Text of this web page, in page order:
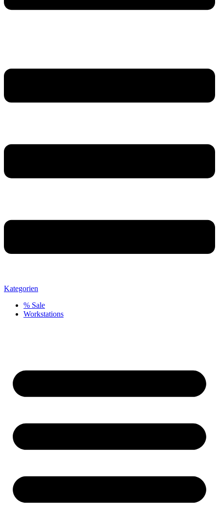
Kategorien
% Sale
Workstations